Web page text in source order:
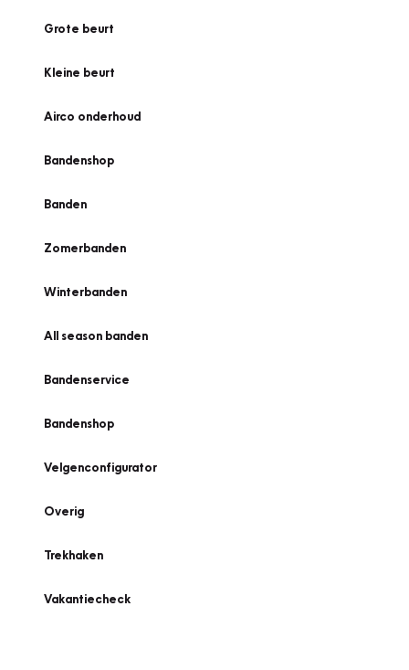
Grote beurt
Kleine beurt
Airco onderhoud
Bandenshop
Banden
Zomerbanden
Winterbanden
All season banden
Bandenservice
Bandenshop
Velgenconfigurator
Overig
Trekhaken
Vakantiecheck